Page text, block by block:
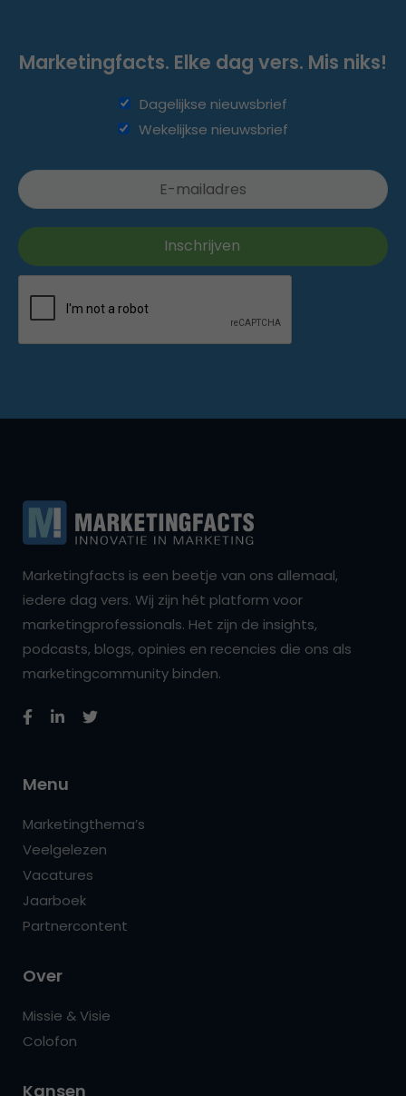
Marketingfacts. Elke dag vers. Mis niks!
Dagelijkse nieuwsbrief
Wekelijkse nieuwsbrief
Marketingfacts is een beetje van ons allemaal,
iedere dag vers. Wij zijn hét platform voor
marketingprofessionals. Het zijn de insights,
podcasts, blogs, opinies en recencies die ons als
marketingcommunity binden.
Menu
Marketingthema’s
Veelgelezen
Vacatures
Jaarboek
Partnercontent
Over
Missie & Visie
Colofon
Kansen